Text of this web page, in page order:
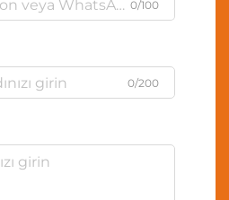
0/100
0/200